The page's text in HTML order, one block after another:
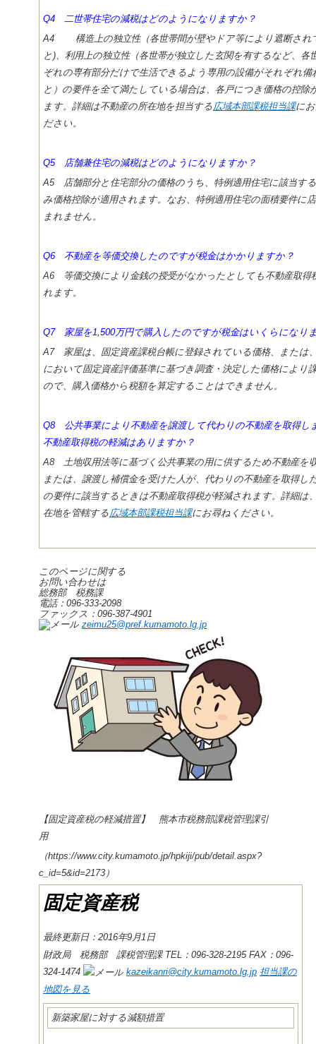
Q4 二世帯住宅の減税はどのようになりますか？
A4 構造上の独立性（各世帯間が壁やドア等により遮断され
と)、利用上の独立性（各世帯が独立した玄関を有するなど、各
ぞれの専有部分だけで生活できるよう専用の設備がそれぞれ備
と）の要件を全て満たしている場合は、各戸につき価格の控除
ます。詳細は不動産の所在地を担当する広域本部課税担当課に
ださい。
Q5 店舗兼住宅の減税はどのようになりますか？
A5 店舗部分と住宅部分の価格のうち、特例適用住宅に該当す
み価格控除が適用されます。なお、特例適用住宅の面積要件に
まれません。
Q6 不動産を等価交換したのですが税金はかかりますか？
A6 等価交換により金銭の授受がなかったとしても不動産取得
れます。
Q7 家屋を1,500万円で購入したのですが税金はいくらになり
A7 家屋は、固定資産課税台帳に登録されている価格、または
において固定資産評価基準に基づき調査・決定した価格により
ので、購入価格から税額を算定することはできません。
Q8 公共事業により不動産を譲渡して代わりの不動産を取得し
不動産取得税の軽減はありますか？
A8 土地収用法等に基づく公共事業の用に供するため不動産を
または、譲渡し補償金を受けた人が、代わりの不動産を取得し
の要件に該当するときは不動産取得税が軽減されます。詳細は
在地を管轄する広域本部課税担当課にお尋ねください。
このページに関する
お問い合わせは
総務部 税務課
電話：096-333-2098
ファックス：096-387-4901
zeimu25@pref.kumamoto.lg.jp
【固定資産税の軽減措置】 熊本市税務部課税管理課引
用
（https://www.city.kumamoto.jp/hpkiji/pub/detail.aspx?
c_id=5&id=2173）
固定資産税
最終更新日：2016年9月1日
財政局 税務部 課税管理課 TEL：096-328-2195 FAX：096-
324-1474
kazeikanri@city.kumamoto.lg.jp 担当課の
地図を見る
新築家屋に対する減額措置